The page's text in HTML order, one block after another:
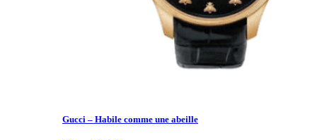
Gucci – Habile comme une abeille